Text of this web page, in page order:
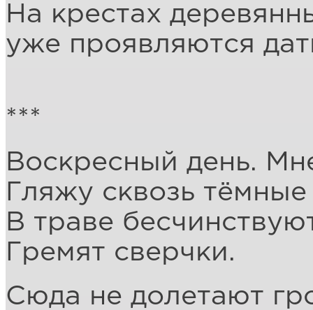
На крестах
уже проявляются
***
Воскресный день.
Гляжу сквозь
В траве
Гремят сверчки.
Сюда не долетают